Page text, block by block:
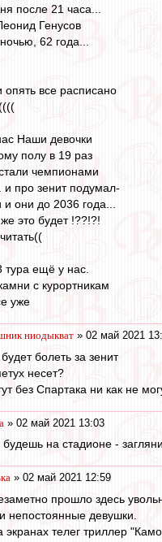
после 21 часа...
Генусов
62 года...
опять все расписано
Наши девочки
полу в 19 раз
чемпионами
и про зенит подумал-
они до 2036 года...
это будет !??!?!
тура ещё у нас.
с курортникам
уже
ниодыкват » 02 май 2021
болеть за зенит
несет?
без Спартака ни как не
» 02 май 2021 13:03
, будешь на стадионе -
» 02 май 2021 12:59
прошло здесь
непостоянные девушки.
экранах телег триллер